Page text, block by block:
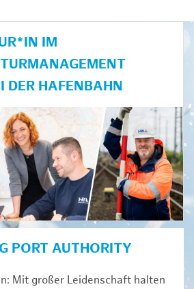
IM
DER HAFENBAHN
PORT AUTHORITY
Mit großer Leidenschaft halten